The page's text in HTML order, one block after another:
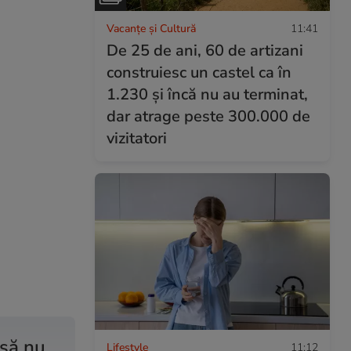
Vacanțe și Cultură 11:41
De 25 de ani, 60 de artizani
construiesc un castel ca în
1.230 și încă nu au terminat,
dar atrage peste 300.000 de
vizitatori
Lifestyle 11:12